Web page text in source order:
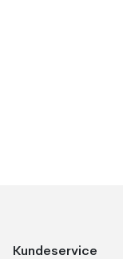
Kundeservice